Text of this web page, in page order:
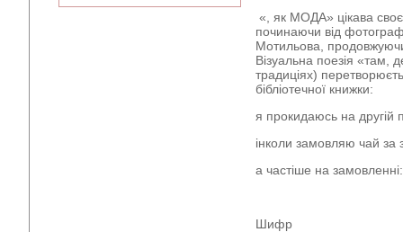
«, як МОДА» цікава
починаючи від
Мотильова, продовжуючи
Візуальна поезія «там,
традиціях)
бібліотечної книжки:
я прокидаюсь на другій
інколи замовляю чай за
а частіше на замовленні:
Шифр